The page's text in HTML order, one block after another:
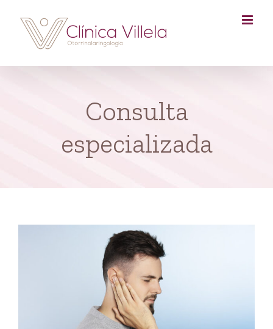
content
Consulta
especializada